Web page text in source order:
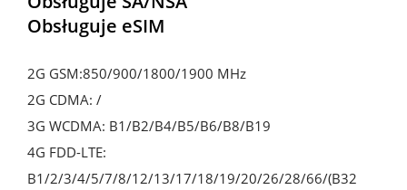
Obsługuje eSIM
2G GSM:850/900/1800/1900 MHz
2G CDMA: /
3G WCDMA: B1/B2/B4/B5/B6/B8/B19
4G FDD-LTE:
B1/2/3/4/5/7/8/12/13/17/18/19/20/26/28/66/(B32